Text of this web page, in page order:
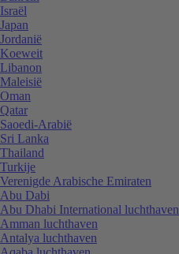
Israël
Japan
Jordanië
Koeweit
Libanon
Maleisië
Oman
Qatar
Saoedi-Arabië
Sri Lanka
Thailand
Turkije
Verenigde Arabische Emiraten
Abu Dabi
Abu Dhabi International luchthaven
Amman luchthaven
Antalya luchthaven